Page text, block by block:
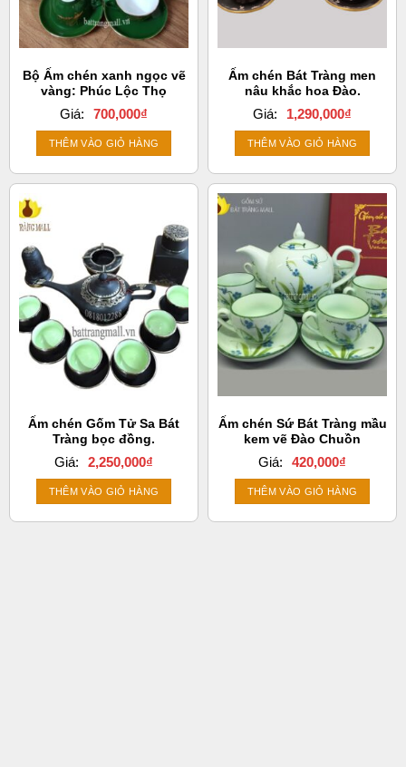
Bộ Ấm chén xanh ngọc vẽ
vàng: Phúc Lộc Thọ
Giá: 700,000₫
THÊM VÀO GIỎ HÀNG
Ấm chén Bát Tràng men
nâu khắc hoa Đào.
Giá: 1,290,000₫
THÊM VÀO GIỎ HÀNG
Ấm chén Gốm Tử Sa Bát
Tràng bọc đồng.
Giá: 2,250,000₫
THÊM VÀO GIỎ HÀNG
Ấm chén Sứ Bát Tràng mầu
kem vẽ Đào Chuồn
Giá: 420,000₫
THÊM VÀO GIỎ HÀNG